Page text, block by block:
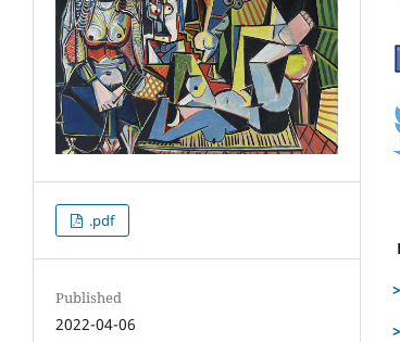
.pdf
Published
2022-04-06